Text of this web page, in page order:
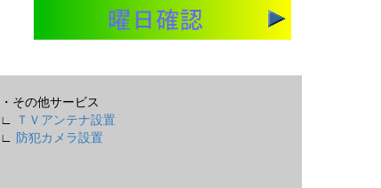
・その他サービス
∟
ＴＶアンテナ設置
∟
防犯カメラ設置